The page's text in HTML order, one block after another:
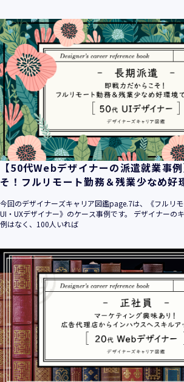
info@y-create.co.jp
電話番号：03-6712-7970（土日休日を除
平成16年 2月 1日
平成21年 3月23日 改訂
平成23年 4月 1日 改訂
平成26年 9月10日 改訂
平成27年 6月24日 改訂
平成28年11月 1日 改訂
平成30年 7月 1日 改訂
令和6年 5月 1日 改訂
令和7年 2月17日 改訂
株式会社ユウクリ（以下「当社」といい
個人情報とは、個人の識別に係る以下の情
カード情報、ログインID、パスワード、
ドレス等において、特定の個人を識別で
（他の情報と照合することができ、それ
識別することができることとなるものを
・当社の運営・提供するサービス（以下
ビス」といいます。）において、お客様
なったサービスの内容、ご利用日時、ご
用内容及びご利用履歴に関する情報
【個人情報の取得・収集について】
【50代Webデザイナーの派遣就業事
そ！フルリモート勤務＆残業少なめ好
今回のデザイナーズキャリア図鑑page.7は、《フルリ
UI・UXデザイナー》のケース事例です。 デザイナーの
例はなく、100人いれば